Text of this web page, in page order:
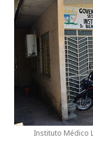
Instituto Médico